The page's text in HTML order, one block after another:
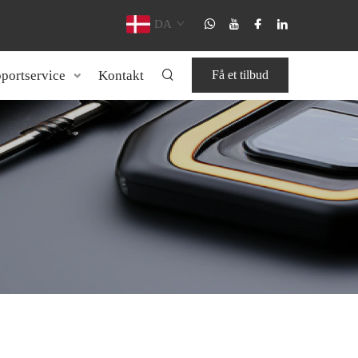
DA
Kontakt Få et tilbud